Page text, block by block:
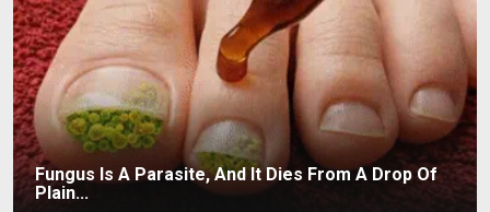
Fungus Is A Parasite, And It Dies From A Drop Of
Plain...